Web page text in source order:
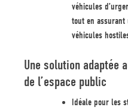
véhicules
tout en
véhicules
Une solution adaptée
de l’espace public
Idéale pour les